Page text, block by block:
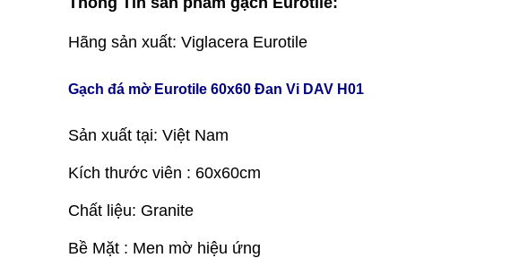
Hãng sản xuất: Viglacera Eurotile
Gạch đá mờ Eurotile 60x60 Đan Vi DAV H01
Sản xuất tại: Việt Nam
Kích thước viên : 60x60cm
Chất liệu: Granite
Bề Mặt : Men mờ hiệu ứng